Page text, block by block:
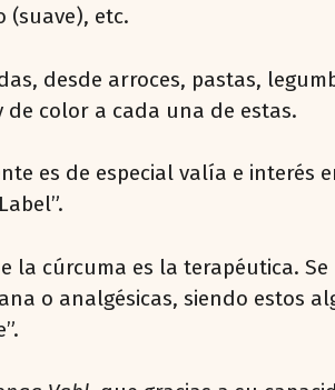
(suave), etc.
desde arroces, pastas,
color a cada una de estas.
es de especial valía e interés
la cúrcuma es la terapéutica.
o analgésicas, siendo estos